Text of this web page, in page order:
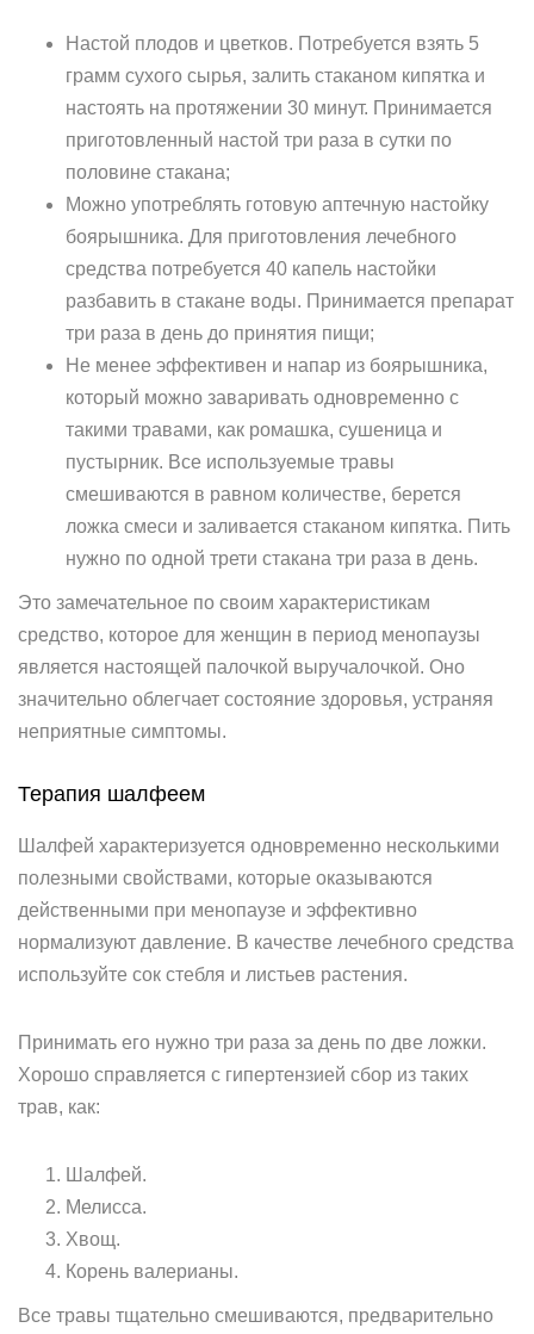
Настой плодов и цветков. Потребуется взять 5
грамм сухого сырья, залить стаканом кипятка и
настоять на протяжении 30 минут. Принимается
приготовленный настой три раза в сутки по
половине стакана;
Можно употреблять готовую аптечную настойку
боярышника. Для приготовления лечебного
средства потребуется 40 капель настойки
разбавить в стакане воды. Принимается препарат
три раза в день до принятия пищи;
Не менее эффективен и напар из боярышника,
который можно заваривать одновременно с
такими травами, как ромашка, сушеница и
пустырник. Все используемые травы
смешиваются в равном количестве, берется
ложка смеси и заливается стаканом кипятка. Пить
нужно по одной трети стакана три раза в день.
Это замечательное по своим характеристикам
средство, которое для женщин в период менопаузы
является настоящей палочкой выручалочкой. Оно
значительно облегчает состояние здоровья, устраняя
неприятные симптомы.
Терапия шалфеем
Шалфей характеризуется одновременно несколькими
полезными свойствами, которые оказываются
действенными при менопаузе и эффективно
нормализуют давление. В качестве лечебного средства
используйте сок стебля и листьев растения.
Принимать его нужно три раза за день по две ложки.
Хорошо справляется с гипертензией сбор из таких
трав, как:
Шалфей.
Мелисса.
Хвощ.
Корень валерианы.
Все травы тщательно смешиваются, предварительно